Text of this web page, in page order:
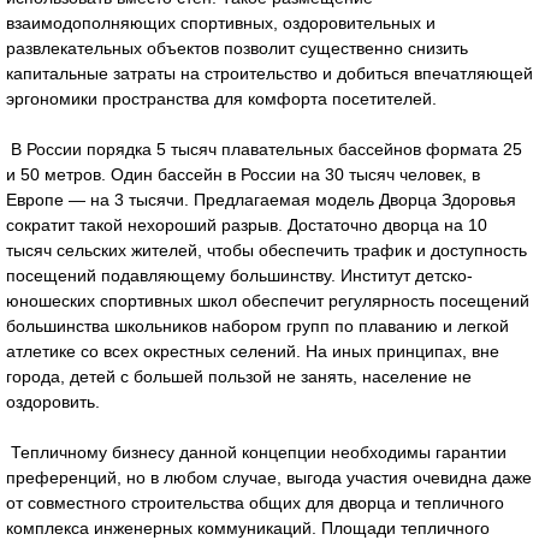
взаимодополняющих спортивных, оздоровительных и
развлекательных объектов позволит существенно снизить
капитальные затраты на строительство и добиться впечатляющей
эргономики пространства для комфорта посетителей.
В России порядка 5 тысяч плавательных бассейнов формата 25
и 50 метров. Один бассейн в России на 30 тысяч человек, в
Европе — на 3 тысячи. Предлагаемая модель Дворца Здоровья
сократит такой нехороший разрыв. Достаточно дворца на 10
тысяч сельских жителей, чтобы обеспечить трафик и доступность
посещений подавляющему большинству. Институт детско-
юношеских спортивных школ обеспечит регулярность посещений
большинства школьников набором групп по плаванию и легкой
атлетике со всех окрестных селений. На иных принципах, вне
города, детей с большей пользой не занять, население не
оздоровить.
Тепличному бизнесу данной концепции необходимы гарантии
преференций, но в любом случае, выгода участия очевидна даже
от совместного строительства общих для дворца и тепличного
комплекса инженерных коммуникаций. Площади тепличного